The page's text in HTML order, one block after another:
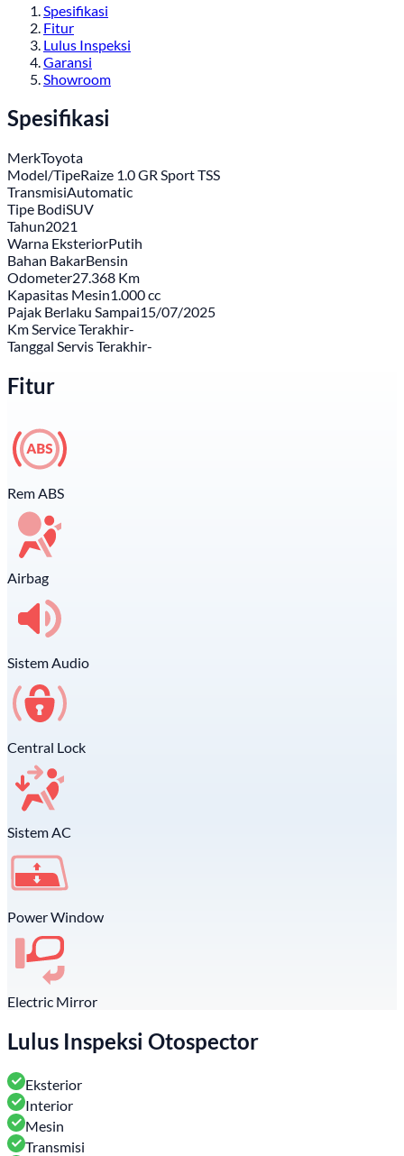
Spesifikasi
Fitur
Lulus Inspeksi
Garansi
Showroom
Spesifikasi
MerkToyota
Model/TipeRaize 1.0 GR Sport TSS
TransmisiAutomatic
Tipe BodiSUV
Tahun2021
Warna EksteriorPutih
Bahan BakarBensin
Odometer27.368 Km
Kapasitas Mesin1.000 cc
Pajak Berlaku Sampai15/07/2025
Km Service Terakhir-
Tanggal Servis Terakhir-
Fitur
Rem ABS
Airbag
Sistem Audio
Central Lock
Sistem AC
Power Window
Electric Mirror
Lulus Inspeksi Otospector
Eksterior
Interior
Mesin
Transmisi